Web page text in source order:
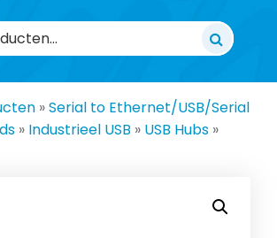
»Serial to Ethernet/USB/Serial
» Industrieel USB » USB Hubs »